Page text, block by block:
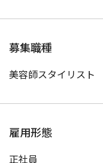
募集職種
美容師スタイリスト
雇用形態
正社員